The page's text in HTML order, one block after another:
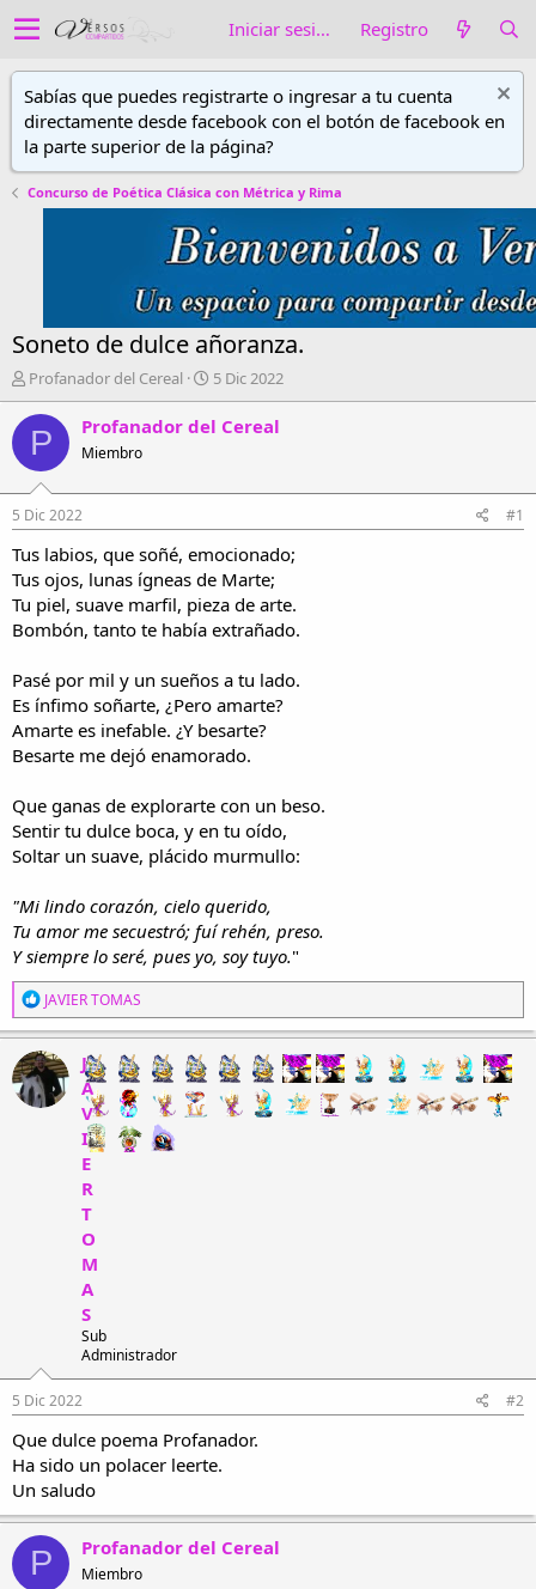
Iniciar sesión Registro
Sabías que puedes registrarte o ingresar a tu cuenta
directamente desde facebook con el botón de facebook en
la parte superior de la página?
Concurso de Poética Clásica con Métrica y Rima
Soneto de dulce añoranza.
A
u
t
o
r
d
e
h
i
o
Profanador del Cereal
F
e
c
i
n
c
i
o
5 Dic 2022
P Profanador del Cereal
Miembro
5 Dic 2022 #1
Tus labios, que soñé, emocionado;
Tus ojos, lunas ígneas de Marte;
Tu piel, suave marfil, pieza de arte.
Bombón, tanto te había extrañado.
Pasé por mil y un sueños a tu lado.
Es ínfimo soñarte, ¿Pero amarte?
Amarte es inefable. ¿Y besarte?
Besarte me dejó enamorado.
Que ganas de explorarte con un beso.
Sentir tu dulce boca, y en tu oído,
Soltar un suave, plácido murmullo:
"Mi lindo corazón, cielo querido,
Tu amor me secuestró; fuí rehén, preso.
Y siempre lo seré, pues yo, soy tuyo."
R
e
a
c
c
i
o
JAVIER TOMAS
J
A
V
I
E
R
T
O
M
A
S
Sub
Administrador
5 Dic 2022 #2
Que dulce poema Profanador.
Ha sido un polacer leerte.
Un saludo
P Profanador del Cereal
Miembro